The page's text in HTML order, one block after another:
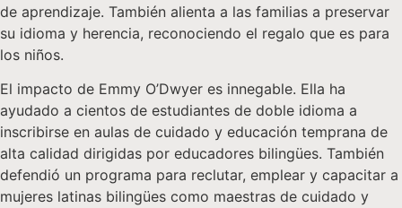
de aprendizaje. También alienta a las familias a preservar
su idioma y herencia, reconociendo el regalo que es para
los niños.
El impacto de Emmy O’Dwyer es innegable. Ella ha
ayudado a cientos de estudiantes de doble idioma a
inscribirse en aulas de cuidado y educación temprana de
alta calidad dirigidas por educadores bilingües. También
defendió un programa para reclutar, emplear y capacitar a
mujeres latinas bilingües como maestras de cuidado y